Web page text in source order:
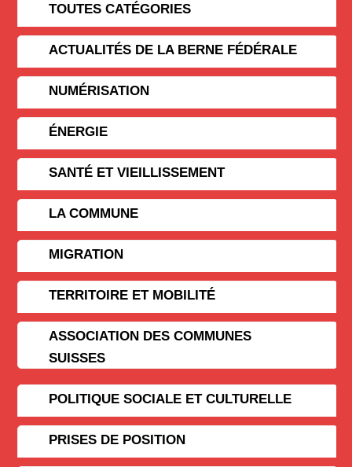
TOUTES CATÉGORIES
ACTUALITÉS DE LA BERNE FÉDÉRALE
NUMÉRISATION
ÉNERGIE
SANTÉ ET VIEILLISSEMENT
LA COMMUNE
MIGRATION
TERRITOIRE ET MOBILITÉ
ASSOCIATION DES COMMUNES
SUISSES
POLITIQUE SOCIALE ET CULTURELLE
PRISES DE POSITION